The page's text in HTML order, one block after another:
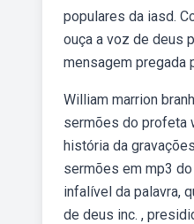
populares da iasd.
ouça a voz de deus
mensagem pregada
William marrion
sermões do profeta
história da
sermões em mp3
infalível da palavra,
de deus inc. ,